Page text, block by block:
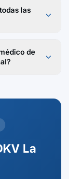
las
de
La